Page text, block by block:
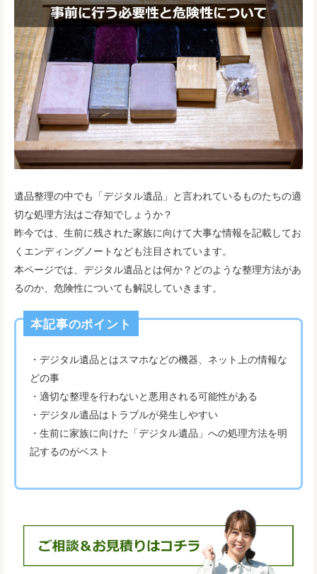
遺品整理の中でも「デジタル遺品」と言われているものたちの適
切な処理方法はご存知でしょうか？
昨今では、生前に残された家族に向けて大事な情報を記載してお
くエンディングノートなども注目されています。
本ページでは、デジタル遺品とは何か？どのような整理方法があ
るのか、危険性についても解説していきます。
本記事のポイント
・デジタル遺品とはスマホなどの機器、ネット上の情報な
どの事
・適切な整理を行わないと悪用される可能性がある
・デジタル遺品はトラブルが発生しやすい
・生前に家族に向けた「デジタル遺品」への処理方法を明
記するのがベスト